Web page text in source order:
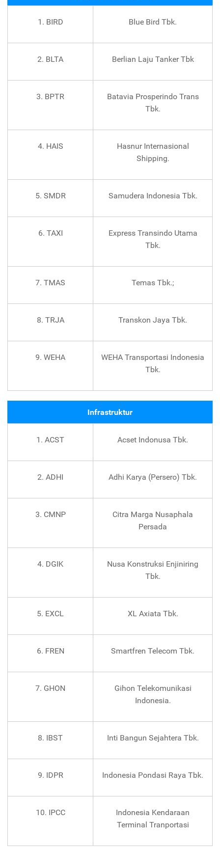
1. BIRD Blue Bird Tbk.
2. BLTA Berlian Laju Tanker Tbk
3. BPTR
Batavia Prosperindo Trans
Tbk.
4. HAIS
Hasnur Internasional
Shipping.
5. SMDR Samudera Indonesia Tbk.
6. TAXI
Express Transindo Utama
Tbk.
7. TMAS Temas Tbk.;
8. TRJA Transkon Jaya Tbk.
9. WEHA
WEHA Transportasi Indonesia
Tbk.
Infrastruktur
1. ACST Acset Indonusa Tbk.
2. ADHI Adhi Karya (Persero) Tbk.
3. CMNP
Citra Marga Nusaphala
Persada
4. DGIK
Nusa Konstruksi Enjiniring
Tbk.
5. EXCL XL Axiata Tbk.
6. FREN Smartfren Telecom Tbk.
7. GHON
Gihon Telekomunikasi
Indonesia.
8. IBST Inti Bangun Sejahtera Tbk.
9. IDPR Indonesia Pondasi Raya Tbk.
10. IPCC
Indonesia Kendaraan
Terminal Tranportasi